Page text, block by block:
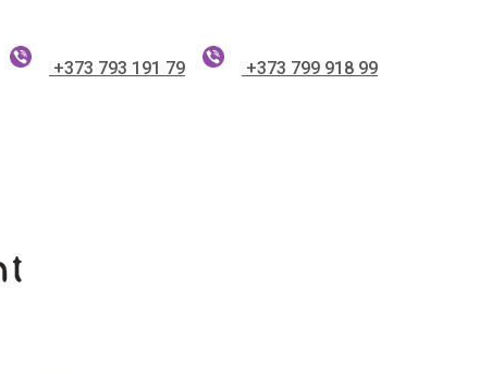
+373 793 191 79 +373 799 918 99